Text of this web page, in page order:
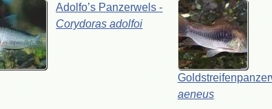
Adolfo’s Panzerwels-
Corydorasadolfoi
aeneus